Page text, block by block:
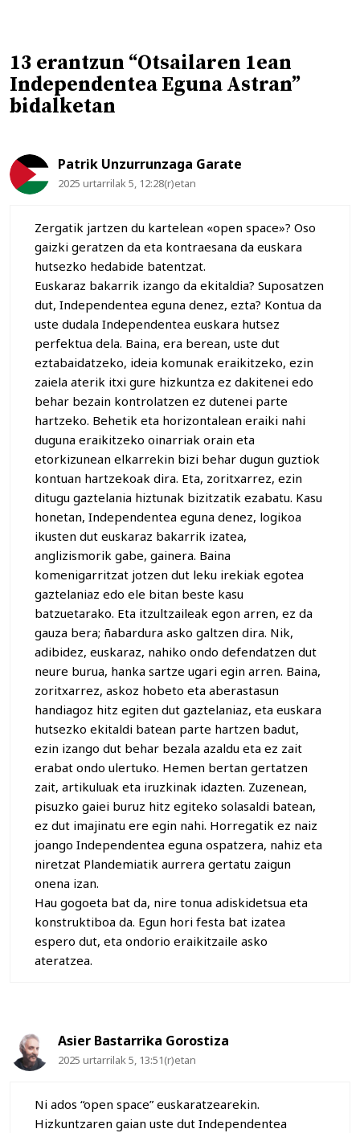
13 erantzun “Otsailaren 1ean
Independentea Eguna Astran”
bidalketan
Patrik Unzurrunzaga Garate
2025 urtarrilak 5, 12:28(r)etan
Zergatik jartzen du kartelean «open space»? Oso
gaizki geratzen da eta kontraesana da euskara
hutsezko hedabide batentzat.
Euskaraz bakarrik izango da ekitaldia? Suposatzen
dut, Independentea eguna denez, ezta? Kontua da
uste dudala Independentea euskara hutsez
perfektua dela. Baina, era berean, uste dut
eztabaidatzeko, ideia komunak eraikitzeko, ezin
zaiela aterik itxi gure hizkuntza ez dakitenei edo
behar bezain kontrolatzen ez dutenei parte
hartzeko. Behetik eta horizontalean eraiki nahi
duguna eraikitzeko oinarriak orain eta
etorkizunean elkarrekin bizi behar dugun guztiok
kontuan hartzekoak dira. Eta, zoritxarrez, ezin
ditugu gaztelania hiztunak bizitzatik ezabatu. Kasu
honetan, Independentea eguna denez, logikoa
ikusten dut euskaraz bakarrik izatea,
anglizismorik gabe, gainera. Baina
komenigarritzat jotzen dut leku irekiak egotea
gaztelaniaz edo ele bitan beste kasu
batzuetarako. Eta itzultzaileak egon arren, ez da
gauza bera; ñabardura asko galtzen dira. Nik,
adibidez, euskaraz, nahiko ondo defendatzen dut
neure burua, hanka sartze ugari egin arren. Baina,
zoritxarrez, askoz hobeto eta aberastasun
handiagoz hitz egiten dut gaztelaniaz, eta euskara
hutsezko ekitaldi batean parte hartzen badut,
ezin izango dut behar bezala azaldu eta ez zait
erabat ondo ulertuko. Hemen bertan gertatzen
zait, artikuluak eta iruzkinak idazten. Zuzenean,
pisuzko gaiei buruz hitz egiteko solasaldi batean,
ez dut imajinatu ere egin nahi. Horregatik ez naiz
joango Independentea eguna ospatzera, nahiz eta
niretzat Plandemiatik aurrera gertatu zaigun
onena izan.
Hau gogoeta bat da, nire tonua adiskidetsua eta
konstruktiboa da. Egun hori festa bat izatea
espero dut, eta ondorio eraikitzaile asko
ateratzea.
Asier Bastarrika Gorostiza
2025 urtarrilak 5, 13:51(r)etan
Ni ados “open space” euskaratzearekin.
Hizkuntzaren gaian uste dut Independentea